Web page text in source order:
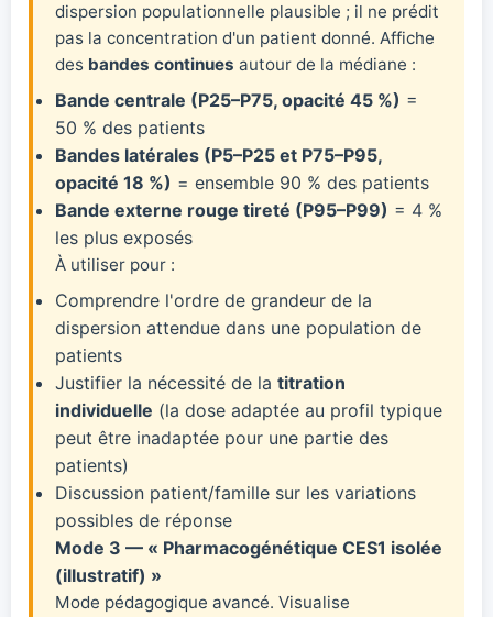
dispersion populationnelle plausible ; il ne prédit
pas la concentration d'un patient donné. Affiche
des bandes continues autour de la médiane :
Bande centrale (P25–P75, opacité 45 %) =
50 % des patients
Bandes latérales (P5–P25 et P75–P95,
opacité 18 %) = ensemble 90 % des patients
Bande externe rouge tireté (P95–P99) = 4 %
les plus exposés
À utiliser pour :
Comprendre l'ordre de grandeur de la
dispersion attendue dans une population de
patients
Justifier la nécessité de la titration
individuelle (la dose adaptée au profil typique
peut être inadaptée pour une partie des
patients)
Discussion patient/famille sur les variations
possibles de réponse
Mode 3 — « Pharmacogénétique CES1 isolée
(illustratif) »
Mode pédagogique avancé. Visualise